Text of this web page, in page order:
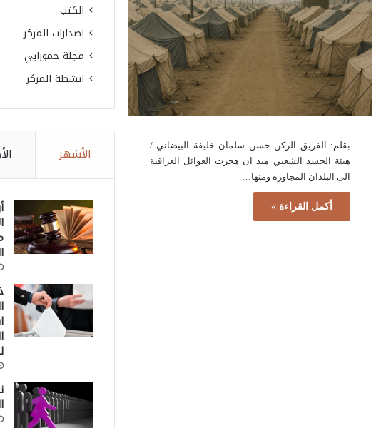
بقلم: الفريق الركن حسن سلمان خليفة البيضاني /
هيئة الحشد الشعبي منذ ان هجرت العوائل العراقية
الى البلدان المجاورة ومنها…
أكمل القراءة »
الكتب
اصدارات المركز
مجلة حمورابي
انشطة المركز
الأشهر